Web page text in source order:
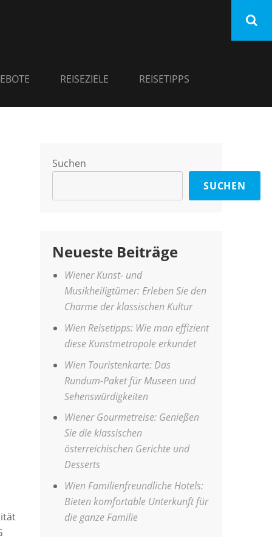
REISEZIELE REISETIPPS
Suchen
SUCHEN
Neueste Beiträge
Wiener Kunst- und
Musikheiligtümer: Erleben Sie den
Charme der klassischen Kultur
Wien Reisetipps: Wie man effizient
diese Kunstmetropole erkundet
Wien Touristenkarte: Das
Rundum-Paket für Museen und
Sehenswürdigkeiten
Wiener Gourmetreise: Genießen
Sie die klassischen
österreichischen Gerichte und
Desserts
Wien Familienfreundliche Hotels:
Bieten komfortable Unterkunft für
die ganze Familie